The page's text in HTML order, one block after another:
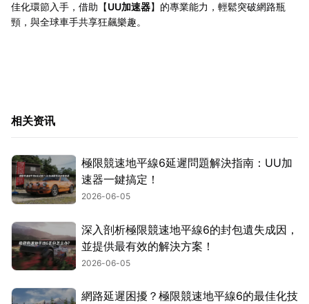
佳化環節入手，借助【UU加速器】的專業能力，輕鬆突破網路瓶
頸，與全球車手共享狂飆樂趣。
相关资讯
極限競速地平線6延遲問題解決指南：UU加
速器一鍵搞定！
2026-06-05
深入剖析極限競速地平線6的封包遺失成因，
並提供最有效的解決方案！
2026-06-05
網路延遲困擾？極限競速地平線6的最佳化技